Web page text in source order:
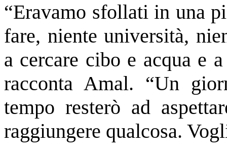
“Eravamo sfollati in una
fare, niente università,
a cercare cibo e acqua e
racconta Amal. “Un
tempo resterò ad
raggiungere qualcosa.